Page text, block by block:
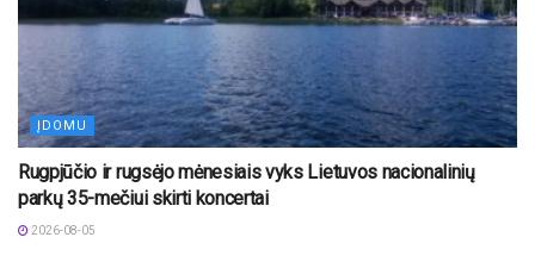
ĮDOMU
Rugpjūčio ir rugsėjo mėnesiais vyks Lietuvos nacionalinių
parkų 35-mečiui skirti koncertai
2026-08-05